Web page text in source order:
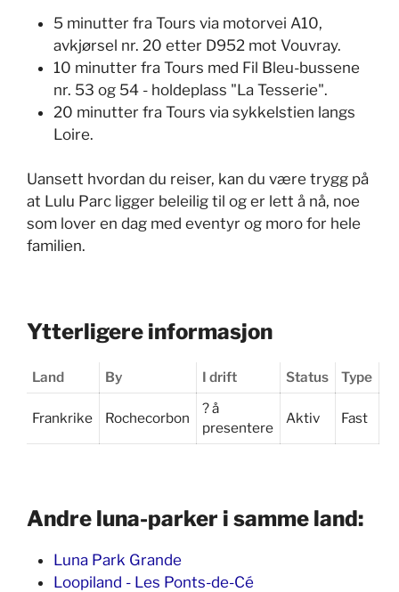
5 minutter fra Tours via motorvei A10,
avkjørsel nr. 20 etter D952 mot Vouvray.
10 minutter fra Tours med Fil Bleu-bussene
nr. 53 og 54 - holdeplass "La Tesserie".
20 minutter fra Tours via sykkelstien langs
Loire.
Uansett hvordan du reiser, kan du være trygg på
at Lulu Parc ligger beleilig til og er lett å nå, noe
som lover en dag med eventyr og moro for hele
familien.
Ytterligere informasjon
Land By I drift Status Type
Frankrike Rochecorbon
? å
presentere
Aktiv Fast
Andre luna-parker i samme land:
Luna Park Grande
Loopiland - Les Ponts-de-Cé